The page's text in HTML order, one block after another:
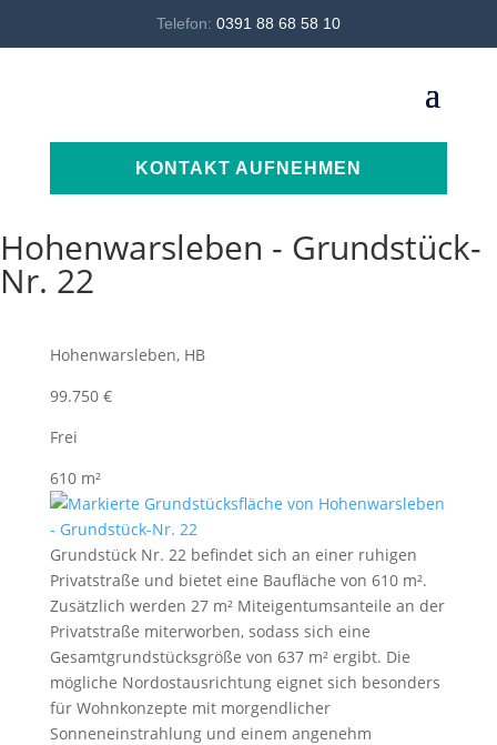
Telefon: 0391 88 68 58 10
KONTAKT AUFNEHMEN
Hohenwarsleben - Grundstück-
Nr. 22
Hohenwarsleben, HB
99.750 €
Frei
610 m²
Grundstück Nr. 22 befindet sich an einer ruhigen
Privatstraße und bietet eine Baufläche von 610 m².
Zusätzlich werden 27 m² Miteigentumsanteile an der
Privatstraße miterworben, sodass sich eine
Gesamtgrundstücksgröße von 637 m² ergibt. Die
mögliche Nordostausrichtung eignet sich besonders
für Wohnkonzepte mit morgendlicher
Sonneneinstrahlung und einem angenehm